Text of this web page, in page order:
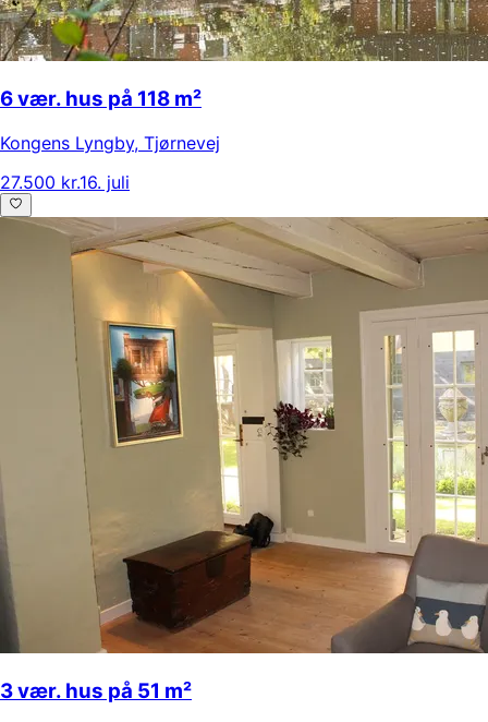
6 vær. hus på 118 m²
Kongens Lyngby, Tjørnevej
27.500 kr.16. juli
3 vær. hus på 51 m²